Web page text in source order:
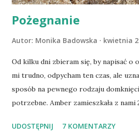
Pożegnanie
Autor: Monika Badowska kwietnia
Od kilku dni zbieram się, by napisać o
mi trudno, odpycham ten czas, ale
sposób na pewnego rodzaju
potrzebne. Amber zamieszkała z nami
Mazowieckim, pojechaliśmy na wizytę
UDOSTĘPNIJ 7 KOMENTARZY